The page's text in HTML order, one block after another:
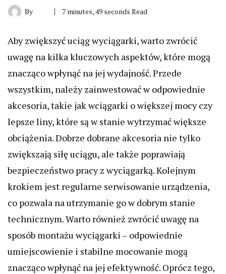
By 7 minutes, 49 seconds Read
Aby zwiększyć uciąg wyciągarki, warto zwrócić
uwagę na kilka kluczowych aspektów, które mogą
znacząco wpłynąć na jej wydajność. Przede
wszystkim, należy zainwestować w odpowiednie
akcesoria, takie jak wciągarki o większej mocy czy
lepsze liny, które są w stanie wytrzymać większe
obciążenia. Dobrze dobrane akcesoria nie tylko
zwiększają siłę uciągu, ale także poprawiają
bezpieczeństwo pracy z wyciągarką. Kolejnym
krokiem jest regularne serwisowanie urządzenia,
co pozwala na utrzymanie go w dobrym stanie
technicznym. Warto również zwrócić uwagę na
sposób montażu wyciągarki – odpowiednie
umiejscowienie i stabilne mocowanie mogą
znacząco wpłynąć na jej efektywność. Oprócz tego,